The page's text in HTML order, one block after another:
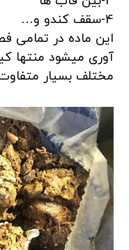
4-سقف کندو و…
این ماده در تمامی
آوری میشود منتها
مختلف بسیار